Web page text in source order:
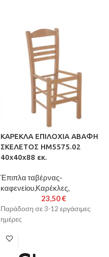
ΚΑΡΕΚΛΑ ΕΠΙΛΟΧΙΑ ΑΒΑΦΗ
ΣΚΕΛΕΤΟΣ HM5575.02
40x40x88 εκ.
Έπιπλα ταβέρνας-
καφενείου,Καρέκλες,
23,50€
Παράδοση σε 3-12 εργάσιμες
ημέρες